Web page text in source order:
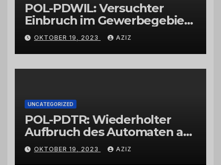
POL-PDWIL: Versuchter
Einbruch im Gewerbegebiet
Wittlich
OKTOBER 19, 2023 AZIZ
UNCATEGORIZED
POL-PDTR: Wiederholter
Aufbruch des Automaten am
Wohnmobilstellplatz in
Hermeskeil am Labachweg
OKTOBER 19, 2023 AZIZ